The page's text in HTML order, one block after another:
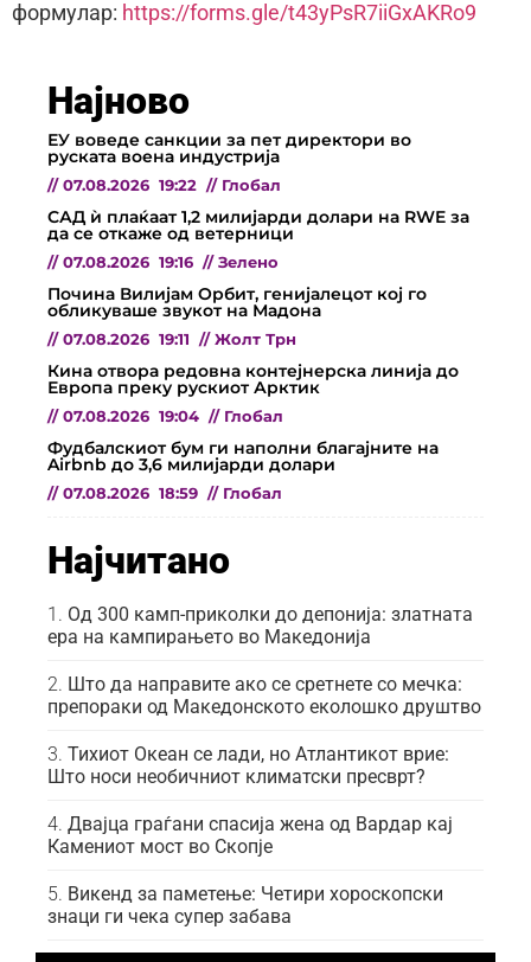
формулар: https://forms.gle/t43yPsR7iiGxAKRo9
Најново
ЕУ воведе санкции за пет директори во
руската воена индустрија
// 07.08.2026 19:22 // Глобал
САД ѝ плаќаат 1,2 милијарди долари на RWE за
да се откаже од ветерници
// 07.08.2026 19:16 // Зелено
Почина Вилијам Орбит, генијалецот кој го
обликуваше звукот на Мадона
// 07.08.2026 19:11 // Жолт Трн
Кина отвора редовна контејнерска линија до
Европа преку рускиот Арктик
// 07.08.2026 19:04 // Глобал
Фудбалскиот бум ги наполни благајните на
Airbnb до 3,6 милијарди долари
// 07.08.2026 18:59 // Глобал
Најчитано
Од 300 камп-приколки до депонија: златната
ера на кампирањето во Македонија
Што да направите ако се сретнете со мечка:
препораки од Македонското еколошко друштво
Тихиот Океан се лади, но Атлантикот врие:
Што носи необичниот климатски пресврт?
Двајца граѓани спасија жена од Вардар кај
Камениот мост во Скопје
Викенд за паметење: Четири хороскопски
знаци ги чека супер забава